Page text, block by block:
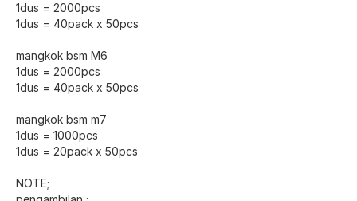
1dus = 2000pcs
1dus = 40pack x 50pcs
mangkok bsm M6
1dus = 2000pcs
1dus = 40pack x 50pcs
mangkok bsm m7
1dus = 1000pcs
1dus = 20pack x 50pcs
NOTE;